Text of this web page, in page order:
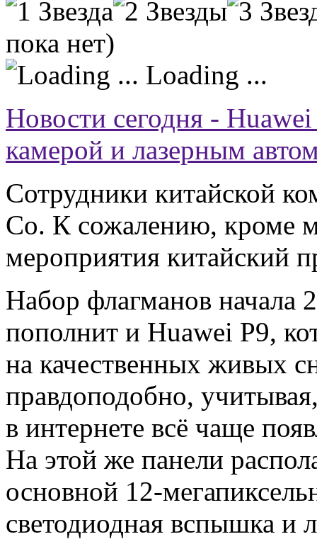
пока нет)
Loading ...
Новости сегодня -
камерой и лазерным
Сотрудники китайской
Co. К сожалению, кроме
мероприятия китайский
Набор флагманов начала
пополнит и Huawei P9,
на качественных живых
правдоподобно,
в интернете всё чаще
На этой же панели
основной 12-
светодиодная вспышка и